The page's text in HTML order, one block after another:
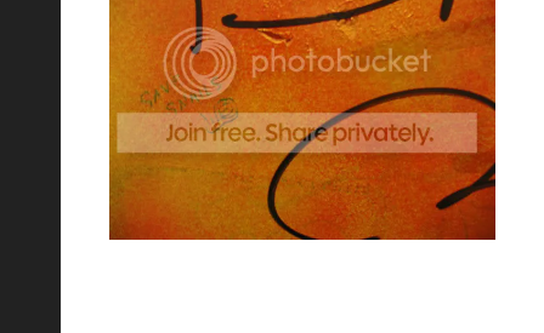
БЛОГ TRAX TRIPT
(БЕЛЬГИЯ)